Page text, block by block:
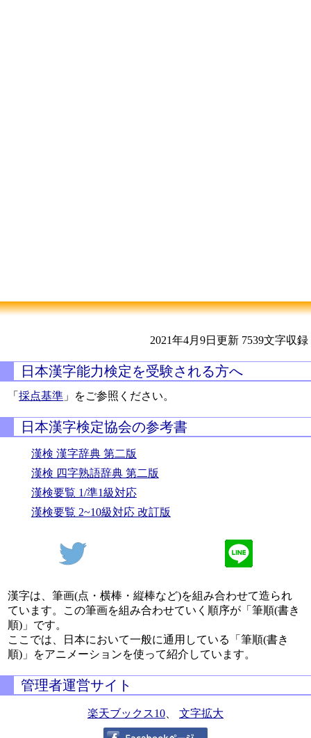
2021年4月9日更新 7539文字収録
日本漢字能力検定を受験される方へ
「採点基準 」をご参照ください。
日本漢字検定協会の参考書
漢検 漢字辞典 第二版
漢検 四字熟語辞典 第二版
漢検要覧 1/準1級対応
漢検要覧 2~10級対応 改訂版
漢字は、筆画(点・横棒・縦棒など)を組み合わせて造られ
ています。この筆画を組み合わせていく順序が「筆順(書き
順)」です。
ここでは、日本において一般に通用している「筆順(書き
順)」をアニメーションを使って紹介しています。
管理者運営サイト
楽天ブックス10 文字拡大